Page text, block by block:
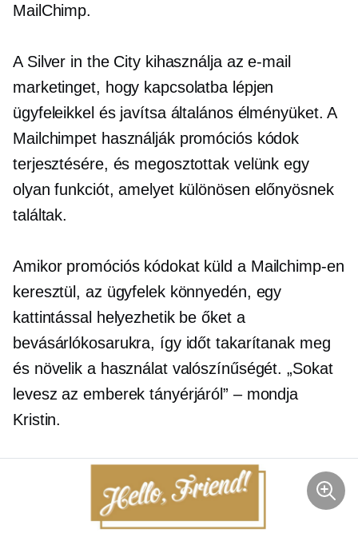
MailChimp.
A Silver in the City kihasználja az e-mail
marketinget, hogy kapcsolatba lépjen
ügyfeleikkel és javítsa általános élményüket. A
Mailchimpet használják promóciós kódok
terjesztésére, és megosztottak velünk egy
olyan funkciót, amelyet különösen előnyösnek
találtak.
Amikor promóciós kódokat küld a Mailchimp-en
keresztül, az ügyfelek könnyedén, egy
kattintással helyezhetik be őket a
bevásárlókosarukra, így időt takarítanak meg
és növelik a használat valószínűségét. „Sokat
levesz az emberek tányérjáról” – mondja
Kristin.